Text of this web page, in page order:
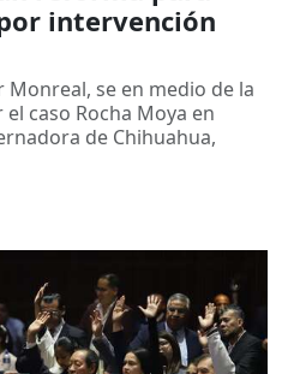
intervención
se en medio de la
caso Rocha Moya en
de Chihuahua,